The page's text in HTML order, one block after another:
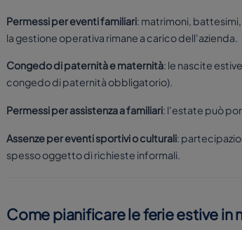
Permessi per eventi familiari: matrimoni,
la gestione operativa rimane a carico dell'azienda.
Congedo di paternità e maternità: le nascite
congedo di paternità obbligatorio).
Permessi per assistenza a familiari: l'estate può
Assenze per eventi sportivi o culturali:
spesso oggetto di richieste informali.
Come pianificare le ferie estive